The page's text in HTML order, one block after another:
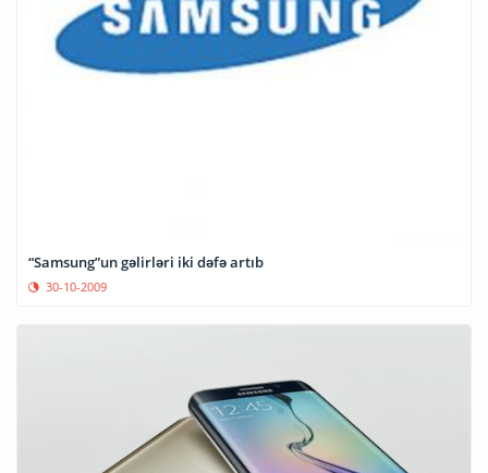
“Samsung”un gəlirləri iki dəfə artıb
30-10-2009